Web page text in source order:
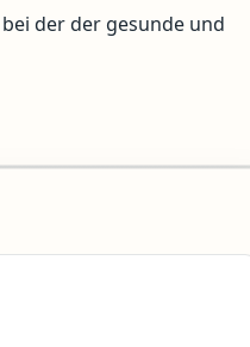
der der gesunde und